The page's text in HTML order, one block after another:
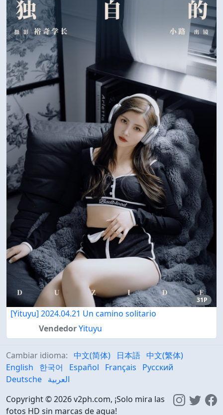
31P
[Yituyu] 2024.04.21 Un camino solitario
VendedorYituyu
Cambiar idioma: 中文(简体) 日本語 中文(繁体)
English
한국어 Español Français
Русский
Deutsche العربية
Copyright © 2026 v2ph.com, ¡Solo mira las
fotos HD sin marcas de agua!